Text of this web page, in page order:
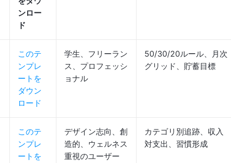
ンロー
ド
このテ
ンプレ
ートを
ダウン
ロード
学生、フリーラン
ス、プロフェッシ
ョナル
50/30/20ルール、月次
グリッド、貯蓄目標
このテ
ンプレ
ートを
デザイン志向、創
造的、ウェルネス
重視のユーザー
カテゴリ別追跡、収入
対支出、習慣形成